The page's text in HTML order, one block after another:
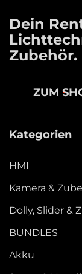
Dein
Zubehör.
ZUM
Kategorien
HMI
Kamera &
Dolly, Slider &
BUNDLES
Akku